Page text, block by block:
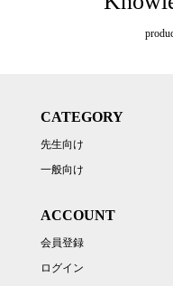
CATEGORY
先生向け
一般向け
ACCOUNT
会員登録
ログイン